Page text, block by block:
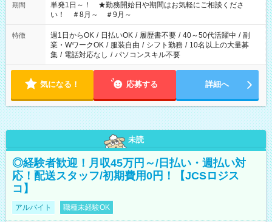
期間
単発1日～！ ★勤務開始日や期間はお気軽にご相談くださ
い！ ＃8月～ ＃9月～
特徴 週1日からOK / 日払いOK / 履歴書不要 / 40～50代活躍中 / 副
業・WワークOK / 服装自由 / シフト勤務 / 10名以上の大量募
集 / 電話対応なし / パソコンスキル不要
気になる！ 応募する 詳細へ
未読
◎経験者歓迎！月収45万円～/日払い・週払い対
応！配送スタッフ/初期費用0円！【JCSロジス
コ】
アルバイト 職種未経験OK